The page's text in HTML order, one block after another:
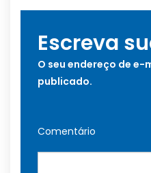
Escreva
O seu endereço de e-
publicado.
Comentário